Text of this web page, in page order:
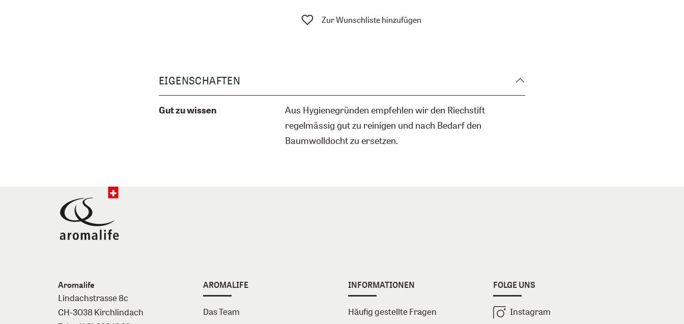
Zur Wunschliste hinzufügen
EIGENSCHAFTEN
Gut zu wissen
Aus Hygienegründen empfehlen wir den Riechstift
regelmässig gut zu reinigen und nach Bedarf den
Baumwolldocht zu ersetzen.
Aromalife
Lindachstrasse 8c
CH-3038 Kirchlindach
AROMALIFE
Das Team
INFORMATIONEN
Häufig gestellte Fragen
FOLGE UNS
Instagram